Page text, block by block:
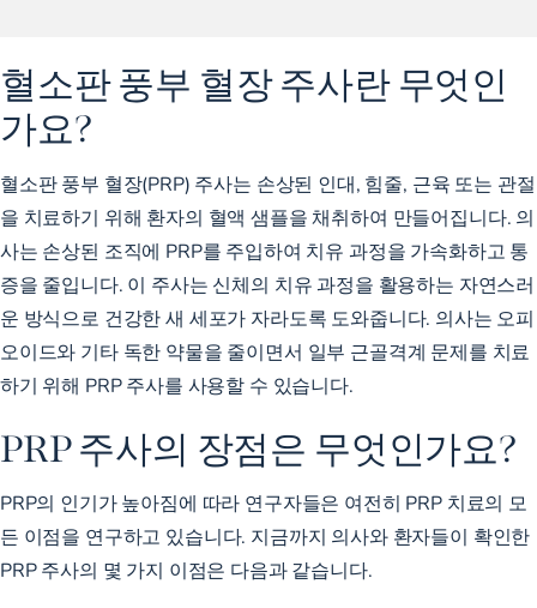
혈소판 풍부 혈장 주사란 무엇인
가요?
혈소판 풍부 혈장(PRP) 주사는 손상된 인대, 힘줄, 근육 또는 관절
을 치료하기 위해 환자의 혈액 샘플을 채취하여 만들어집니다. 의
사는 손상된 조직에 PRP를 주입하여 치유 과정을 가속화하고 통
증을 줄입니다. 이 주사는 신체의 치유 과정을 활용하는 자연스러
운 방식으로 건강한 새 세포가 자라도록 도와줍니다. 의사는 오피
오이드와 기타 독한 약물을 줄이면서 일부 근골격계 문제를 치료
하기 위해 PRP 주사를 사용할 수 있습니다.
PRP 주사의 장점은 무엇인가요?
PRP의 인기가 높아짐에 따라 연구자들은 여전히 PRP 치료의 모
든 이점을 연구하고 있습니다. 지금까지 의사와 환자들이 확인한
PRP 주사의 몇 가지 이점은 다음과 같습니다.